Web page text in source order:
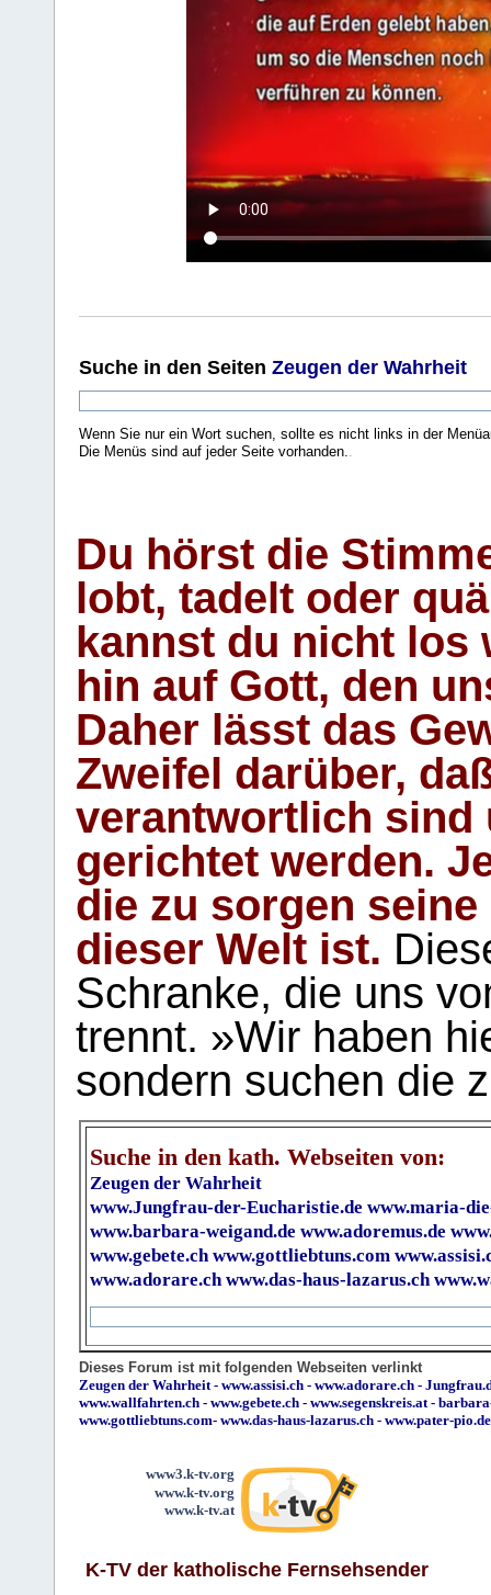
Suche in den Seiten Zeugen der Wahrheit
Wenn Sie nur ein Wort suchen, sollte es nicht links in der
Die Menüs sind auf jeder Seite vorhanden.
Du hörst die
lobt, tadelt oder
kannst du nicht los
hin auf Gott, den
Daher lässt das
Zweifel darüber,
verantwortlich sind
gerichtet werden.
die zu sorgen
dieser Welt ist.
Schranke, die uns
trennt. »Wir haben
sondern suchen die
Suche in den kath. Webseiten von:
Zeugen der Wahrheit
www.Jungfrau-der-Eucharistie.de www.maria-
www.barbara-weigand.de www.adoremus.de
www.gebete.ch www.gottliebtuns.com
www.adorare.ch www.das-haus-lazarus.ch
Dieses Forum ist mit folgenden Webseiten verlinkt
Zeugen der Wahrheit - www.assisi.ch - www.adorare.ch -
www.wallfahrten.ch - www.gebete.ch - www.segenskreis.at -
www.gottliebtuns.com- www.das-haus-lazarus.ch - www.pater-pio.de
www3.k-tv.org
www.k-tv.org
www.k-tv.at
K-TV der katholische Fernsehsender